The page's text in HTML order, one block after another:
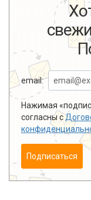
email:
Нажимая
согласны с
Подписаться